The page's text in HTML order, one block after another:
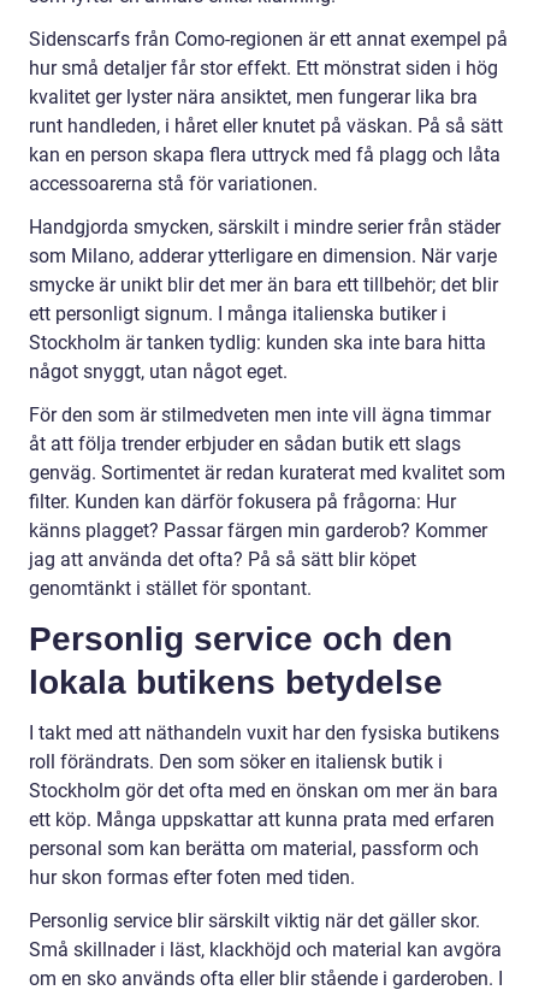
Sidenscarfs från Como-regionen är ett annat exempel på
hur små detaljer får stor effekt. Ett mönstrat siden i hög
kvalitet ger lyster nära ansiktet, men fungerar lika bra
runt handleden, i håret eller knutet på väskan. På så sätt
kan en person skapa flera uttryck med få plagg och låta
accessoarerna stå för variationen.
Handgjorda smycken, särskilt i mindre serier från städer
som Milano, adderar ytterligare en dimension. När varje
smycke är unikt blir det mer än bara ett tillbehör; det blir
ett personligt signum. I många italienska butiker i
Stockholm är tanken tydlig: kunden ska inte bara hitta
något snyggt, utan något eget.
För den som är stilmedveten men inte vill ägna timmar
åt att följa trender erbjuder en sådan butik ett slags
genväg. Sortimentet är redan kuraterat med kvalitet som
filter. Kunden kan därför fokusera på frågorna: Hur
känns plagget? Passar färgen min garderob? Kommer
jag att använda det ofta? På så sätt blir köpet
genomtänkt i stället för spontant.
Personlig service och den
lokala butikens betydelse
I takt med att näthandeln vuxit har den fysiska butikens
roll förändrats. Den som söker en italiensk butik i
Stockholm gör det ofta med en önskan om mer än bara
ett köp. Många uppskattar att kunna prata med erfaren
personal som kan berätta om material, passform och
hur skon formas efter foten med tiden.
Personlig service blir särskilt viktig när det gäller skor.
Små skillnader i läst, klackhöjd och material kan avgöra
om en sko används ofta eller blir stående i garderoben. I